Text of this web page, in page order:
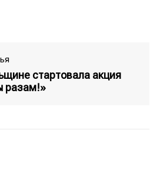
стартовала акция
разам!»